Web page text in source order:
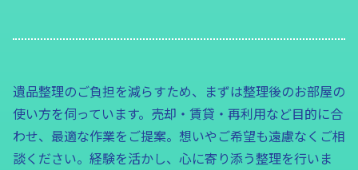
遺品整理のご負担を減らすため、まずは整理後のお部屋の
使い方を伺っています。売却・賃貸・再利用など目的に合
わせ、最適な作業をご提案。想いやご希望も遠慮なくご相
談ください。経験を活かし、心に寄り添う整理を行いま